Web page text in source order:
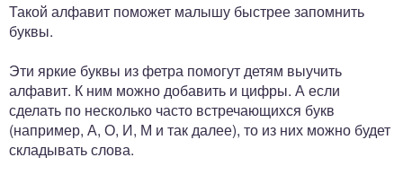
Такой алфавит поможет малышу быстрее запомнить
буквы.
Эти яркие буквы из фетра помогут детям выучить
алфавит. К ним можно добавить и цифры. А если
сделать по несколько часто встречающихся букв
(например, А, О, И, М и так далее), то из них можно будет
складывать слова.